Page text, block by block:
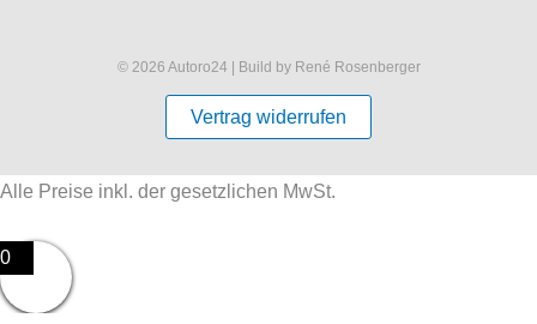
© 2026 Autoro24 | Build by René Rosenberger
Vertrag widerrufen
Alle Preise inkl. der gesetzlichen MwSt.
0